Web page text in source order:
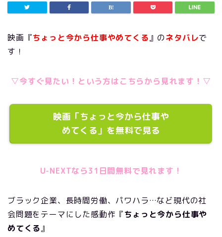
映画『ちょっと今から仕事やめてくる』のネタバレで
す！
▽今すぐ見たい！という方はこちらから見れます！▽
映画「ちょっと今から仕事や
めてくる」を無料で見る
U-NEXTなら31日間無料で見れます！
ブラック企業、長時間労働、パワハラ…など現代の社
会問題をテーマにした感動作『ちょっと今から仕事や
めてくる』